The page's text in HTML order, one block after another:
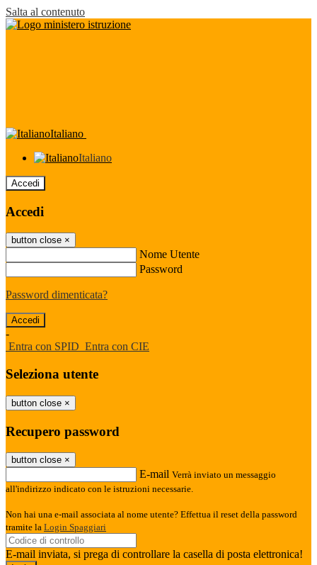
Salta al contenuto
Italiano
Italiano
Accedi
Accedi
button close ×
Nome Utente
Password
Password dimenticata?
-
Entra con SPID Entra con CIE
Seleziona utente
button close ×
Recupero password
button close ×
E-mail Verrà inviato un messaggio
all'indirizzo indicato con le istruzioni necessarie.
Non hai una e-mail associata al nome utente? Effettua il reset della password
tramite la Login Spaggiari
E-mail inviata, si prega di controllare la casella di posta elettronica!